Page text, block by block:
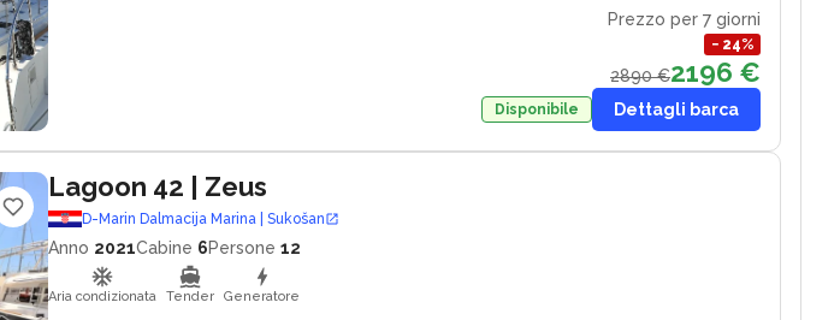
Prezzo per 7 giorni
− 24%
2890 €2196 €
Disponibile Dettagli barca
Lagoon 42 | Zeus
D-Marin Dalmacija Marina | Sukošan
Anno 2021Cabine 6Persone 12
Aria condizionata Tender Generatore